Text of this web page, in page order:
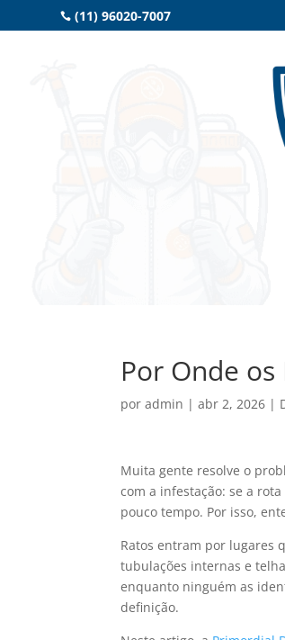
 (11) 96020-7007
Por Onde os
poradmin |abr 2, 2026 |
Muita gente resolve o
com a infestação: se a
pouco tempo. Por isso,
Ratos entram por lugares
tubulações internas e
enquanto ninguém as
definição.